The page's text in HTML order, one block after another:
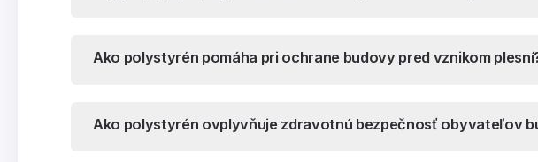
Ako polystyrén pomáha pri ochrane budovy pred vznikom
Ako polystyrén ovplyvňuje zdravotnú bezpečnosť obyvateľov